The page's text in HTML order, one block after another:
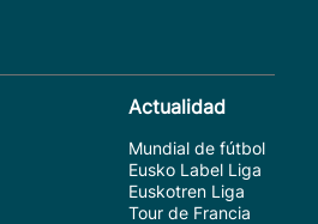
Actualidad
Mundial de fútbol
Eusko Label Liga
Euskotren Liga
Tour de Francia